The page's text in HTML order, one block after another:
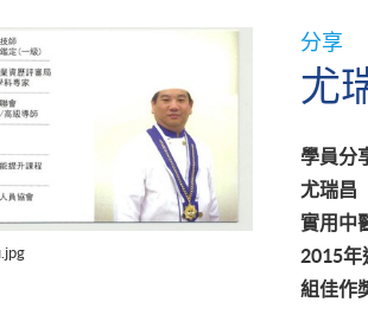
分享
尤
學員分
尤瑞昌
實用中
2015年
組佳作